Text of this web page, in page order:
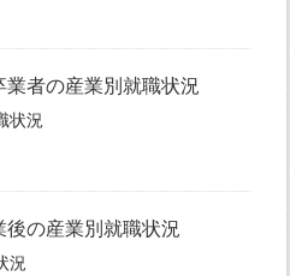
者の産業別就職状況
状況
の産業別就職状況
況